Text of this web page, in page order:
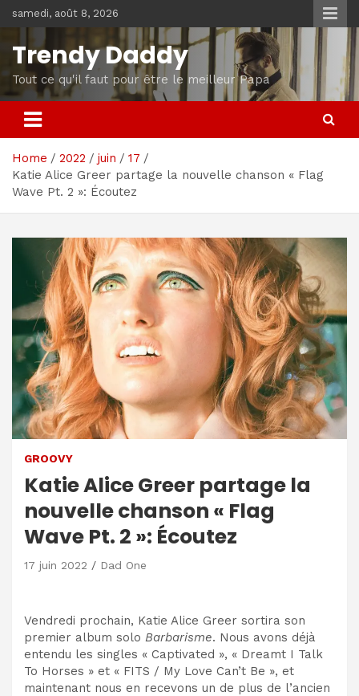
to
content
samedi, août 8, 2026
Trendy Daddy
Tout ce qu'il faut pour être le meilleur Papa
Home 2022 juin
17
Katie Alice Greer partage la nouvelle chanson « Flag
Wave Pt. 2 »: Écoutez
GROOVY
Katie Alice Greer partage la
nouvelle chanson « Flag
Wave Pt. 2 »: Écoutez
17 juin 2022 Dad One
Vendredi prochain, Katie Alice Greer sortira son
premier album solo Barbarisme. Nous avons déjà
entendu les singles « Captivated », « Dreamt I Talk
To Horses » et « FITS / My Love Can’t Be », et
maintenant nous en recevons un de plus de l’ancien